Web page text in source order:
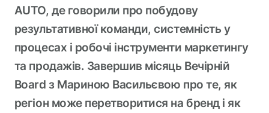
AUTO, де говорили про побудову
результативної команди, системність у
процесах і робочі інструменти маркетингу
та продажів. Завершив місяць Вечірній
Board з Мариною Васильєвою про те, як
регіон може перетворитися на бренд і як